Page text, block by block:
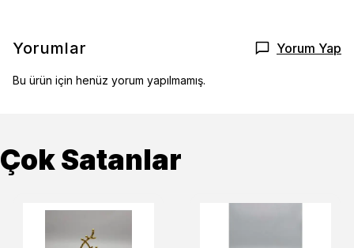
Yorumlar Yorum Yap
Bu ürün için henüz yorum yapılmamış.
Çok Satanlar